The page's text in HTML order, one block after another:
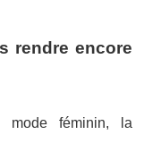
rendre encore
mode féminin, la